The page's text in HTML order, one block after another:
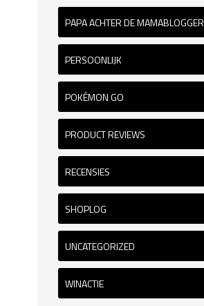
PAPA ACHTER DE MAMABLOGGER
PERSOONLIJK
POKÉMON GO
PRODUCT REVIEWS
RECENSIES
SHOPLOG
UNCATEGORIZED
WINACTIE